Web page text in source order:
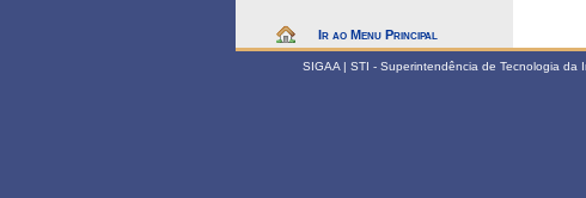
Ir ao Menu Principal
SIGAA | STI - Superintendência de Tecnologia